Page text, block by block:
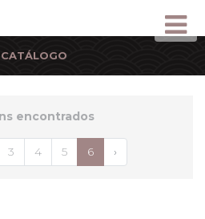
encontrados
3 4 5 6 ›